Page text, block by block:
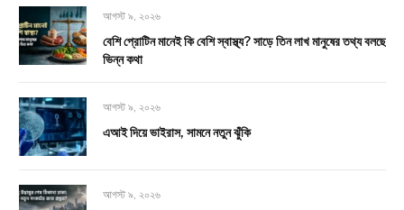
আগস্ট ৯, ২০২৬
বেশি প্রোটিন মানেই কি বেশি স্বাস্থ্য? সাড়ে তিন লাখ মানুষের তথ্য বলছে
ভিন্ন কথা
আগস্ট ৯, ২০২৬
এআই দিয়ে ভাইরাস, সামনে নতুন ঝুঁকি
আগস্ট ৯, ২০২৬